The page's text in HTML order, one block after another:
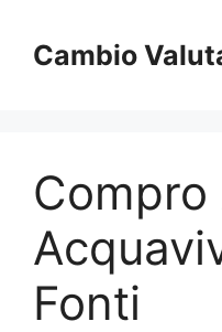
contenuto
Cambio
Fonti